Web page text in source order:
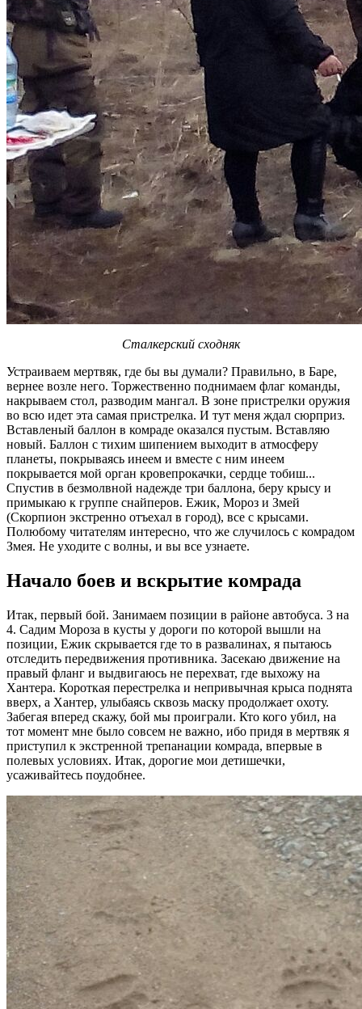
Сталкерский сходняк
Устраиваем мертвяк, где бы вы думали? Правильно, в Баре,
вернее возле него. Торжественно поднимаем флаг команды,
накрываем стол, разводим мангал. В зоне пристрелки оружия
во всю идет эта самая пристрелка. И тут меня ждал сюрприз.
Вставленый баллон в комраде оказался пустым. Вставляю
новый. Баллон с тихим шипением выходит в атмосферу
планеты, покрываясь инеем и вместе с ним инеем
покрывается мой орган кровепрокачки, сердце тобиш...
Спустив в безмолвной надежде три баллона, беру крысу и
примыкаю к группе снайперов. Ежик, Мороз и Змей
(Скорпион экстренно отъехал в город), все с крысами.
Полюбому читателям интересно, что же случилось с комрадом
Змея. Не уходите с волны, и вы все узнаете.
Начало боев и вскрытие комрада
Итак, первый бой. Занимаем позиции в районе автобуса. 3 на
4. Садим Мороза в кусты у дороги по которой вышли на
позиции, Ежик скрывается где то в развалинах, я пытаюсь
отследить передвижения противника. Засекаю движение на
правый фланг и выдвигаюсь не перехват, где выхожу на
Хантера. Короткая перестрелка и непривычная крыса поднята
вверх, а Хантер, улыбаясь сквозь маску продолжает охоту.
Забегая вперед скажу, бой мы проиграли. Кто кого убил, на
тот момент мне было совсем не важно, ибо придя в мертвяк я
приступил к экстренной трепанации комрада, впервые в
полевых условиях. Итак, дорогие мои детишечки,
усаживайтесь поудобнее.